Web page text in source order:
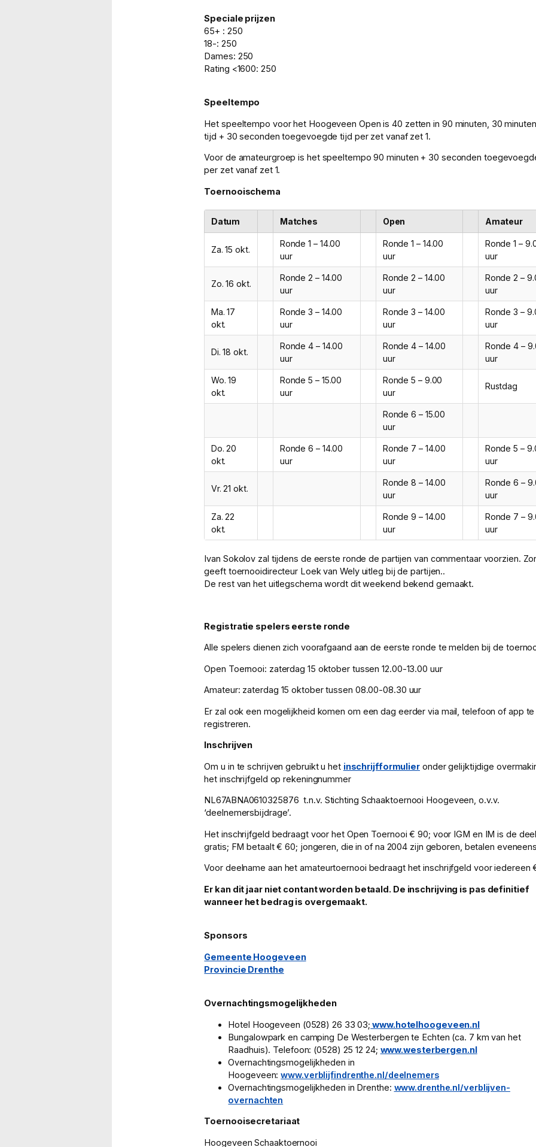
Speciale prijzen
65+ : 250
18-: 250
Dames: 250
Rating <1600: 250
Speeltempo
Het speeltempo voor het Hoogeveen Open is 40 zetten in 90 minuten, 30
tijd + 30 seconden toegevoegde tijd per zet vanaf zet 1.
Voor de amateurgroep is het speeltempo 90 minuten + 30 seconden
per zet vanaf zet 1.
Toernooischema
Datum Matches Open Amateur
Za. 15 okt.
Ronde 1 – 14.00
uur
Ronde 1 – 14.00
uur
Ronde 1 –
uur
Zo. 16 okt.
Ronde 2 – 14.00
uur
Ronde 2 – 14.00
uur
Ronde 2 –
uur
Ma. 17
okt.
Ronde 3 – 14.00
uur
Ronde 3 – 14.00
uur
Ronde 3 –
uur
Di. 18 okt.
Ronde 4 – 14.00
uur
Ronde 4 – 14.00
uur
Ronde 4 –
uur
Wo. 19
okt.
Ronde 5 – 15.00
uur
Ronde 5 – 9.00
uur
Rustdag
Ronde 6 – 15.00
uur
Do. 20
okt.
Ronde 6 – 14.00
uur
Ronde 7 – 14.00
uur
Ronde 5 –
uur
Vr. 21 okt.
Ronde 8 – 14.00
uur
Ronde 6 –
uur
Za. 22
okt.
Ronde 9 – 14.00
uur
Ronde 7 –
uur
Ivan Sokolov zal tijdens de eerste ronde de partijen van commentaar voorzien.
geeft toernooidirecteur Loek van Wely uitleg bij de partijen..
De rest van het uitlegschema wordt dit weekend bekend gemaakt.
Registratie spelers eerste ronde
Alle spelers dienen zich voorafgaand aan de eerste ronde te melden bij de
Open Toernooi: zaterdag 15 oktober tussen 12.00-13.00 uur
Amateur: zaterdag 15 oktober tussen 08.00-08.30 uur
Er zal ook een mogelijkheid komen om een dag eerder via mail, telefoon of app te
registreren.
Inschrijven
Om u in te schrijven gebruikt u het inschrijfformulier onder gelijktijdige
het inschrijfgeld op rekeningnummer
NL67ABNA0610325876 t.n.v. Stichting Schaaktoernooi Hoogeveen, o.v.v.
‘deelnemersbijdrage’.
Het inschrijfgeld bedraagt voor het Open Toernooi € 90; voor IGM en IM is de
gratis; FM betaalt € 60; jongeren, die in of na 2004 zijn geboren, betalen
Voor deelname aan het amateurtoernooi bedraagt het inschrijfgeld voor iedereen
Er kan dit jaar niet contant worden betaald. De inschrijving is pas definitief
wanneer het bedrag is overgemaakt.
Sponsors
Gemeente Hoogeveen
Provincie Drenthe
Overnachtingsmogelijkheden
Hotel Hoogeveen (0528) 26 33 03; www.hotelhoogeveen.nl
Bungalowpark en camping De Westerbergen te Echten (ca. 7 km van het
Raadhuis). Telefoon: (0528) 25 12 24; www.westerbergen.nl
Overnachtingsmogelijkheden in
Hoogeveen:www.verblijfindrenthe.nl/deelnemers
Overnachtingsmogelijkheden in Drenthe: www.drenthe.nl/verblijven-
overnachten
Toernooisecretariaat
Hoogeveen Schaaktoernooi